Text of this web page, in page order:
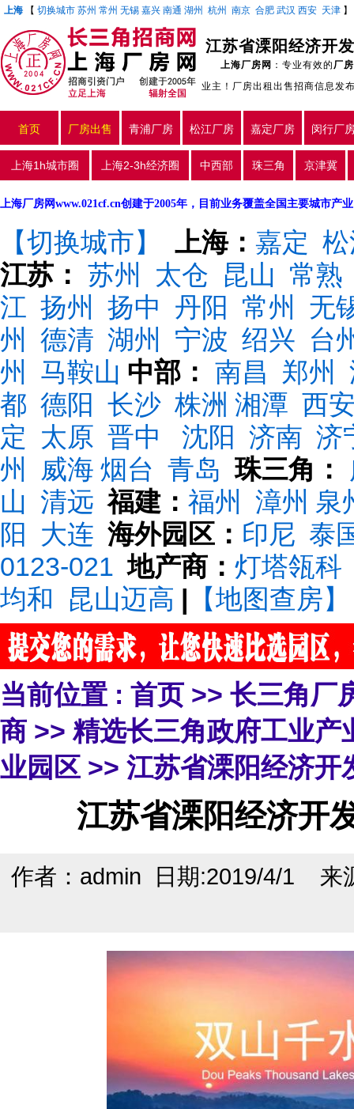
上海 【 切换城市 苏州 常州 无锡 嘉兴 南通 湖州 杭州 南京 合肥 武汉 西安 天津 】
江苏省溧阳经济开
上海厂房网 ：专业有效的厂
业主！厂房出租出售招商信息发
首页 厂房出售 青浦厂房 松江厂房 嘉定厂房 闵行厂
上海1h城市圈 上海2-3h经济圈 中西部 珠三角 京津冀
上海厂房网www.021cf.cn创建于2005年，目前业务覆盖全国主要城市产
【切换城市】 上海： 嘉定
江苏： 苏州 太仓 昆山 常熟
江 扬州 扬中 丹阳 常州
无
州
德清 湖州 宁波 绍兴 台
州
马鞍山 中部： 南昌 郑州
都 德阳 长沙 株洲 湘潭 西
定 太原 晋中 沈阳 济南 济
州
威海 烟台 青岛 珠三角：
山 清远 福建： 福州 漳州 泉
阳
大连 海外园区： 印尼 泰
0123-021 地产商： 灯塔瓴科
均和
昆山迈高 | 【地图查房】
当前位置 : 首页 >> 长三角厂
商 >>精选长三角政府工业产
业园区 >> 江苏省溧阳经济开
江苏省溧阳经济开
作者：admin 日期:2019/4/1 来